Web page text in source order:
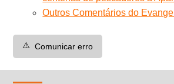
Outros Comentários do
⚠️ Comunicar erro